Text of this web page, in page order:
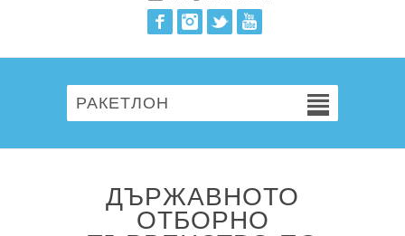
FacebookInstagram
Twitter
РАКЕТЛОН
ДЪРЖАВНОТО
ОТБОРНО